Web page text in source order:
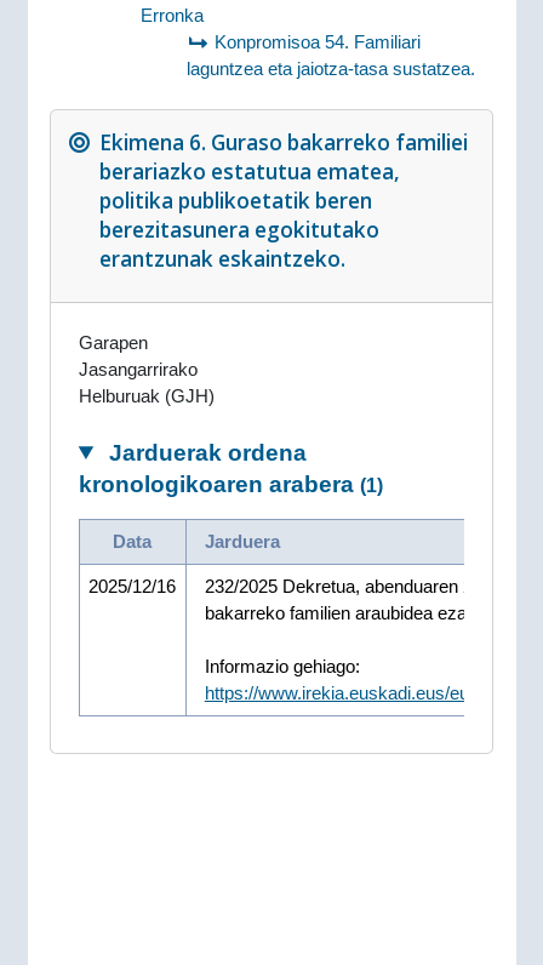
Erronka
Konpromisoa 54. Familiari
laguntzea eta jaiotza-tasa sustatzea.
Ekimena 6. Guraso bakarreko familiei
berariazko estatutua ematea,
politika publikoetatik beren
berezitasunera egokitutako
erantzunak eskaintzeko.
Garapen
Jasangarrirako
Helburuak (GJH)
Jarduerak ordena
kronologikoaren arabera (1)
Data Jarduera
2025/12/16
232/2025 Dekretua, abenduaren 2koa,
bakarreko familien araubidea ezartzen
Informazio gehiago:
https://www.irekia.euskadi.eus/eu/news/